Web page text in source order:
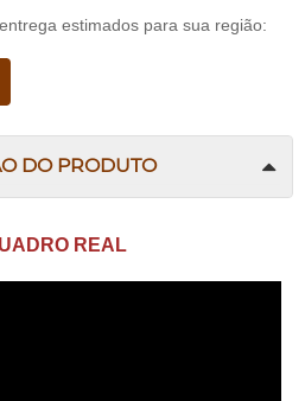
estimados para sua região:
DO PRODUTO
REAL